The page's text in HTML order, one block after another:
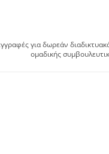
για δωρεάν
ομαδικής